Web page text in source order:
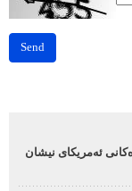
Send
ئەمریکای نیشان